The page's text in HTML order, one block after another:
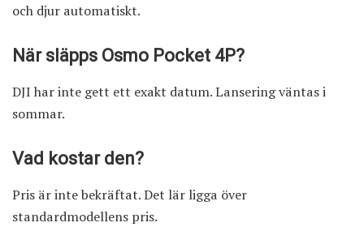
och djur automatiskt.
När släpps Osmo Pocket 4P?
DJI har inte gett ett exakt datum. Lansering väntas i
sommar.
Vad kostar den?
Pris är inte bekräftat. Det lär ligga över
standardmodellens pris.